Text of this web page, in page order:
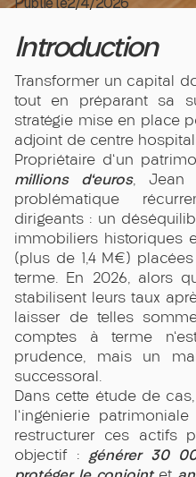
Introduction
Transformer un capital
tout en préparant sa
stratégie mise en place
adjoint de centre
Propriétaire d'un
millions d'euros, Jean
problématique
dirigeants : un
immobiliers historiques
(plus de 1,4 M€)
terme. En 2026, alors
stabilisent leurs taux
laisser de telles
comptes à terme
prudence, mais un
successoral.
Dans cette étude de
l'ingénierie
restructurer ces actifs
objectif : générer 30